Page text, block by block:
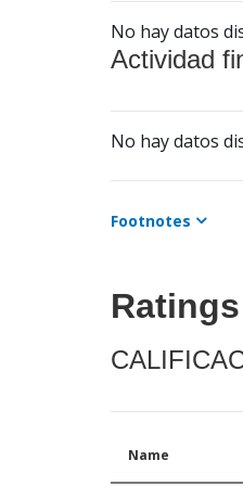
No hay datos
Actividad
No hay datos
Footnotes
Ratings
Name